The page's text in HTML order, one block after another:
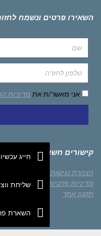
השאירו פרטים ונשמח
אני מאשר/ת את מדיניות
קישורים חשובים
הצהרת נגישות
מדיניות פרטיות
תקנון אתר
חייג עכשיו
שליחת
השארת